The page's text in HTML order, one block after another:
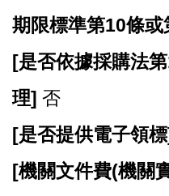
期限標準第10條
[是否依據採購法
理] 否
[是否提供電子領
[機關文件費(機關